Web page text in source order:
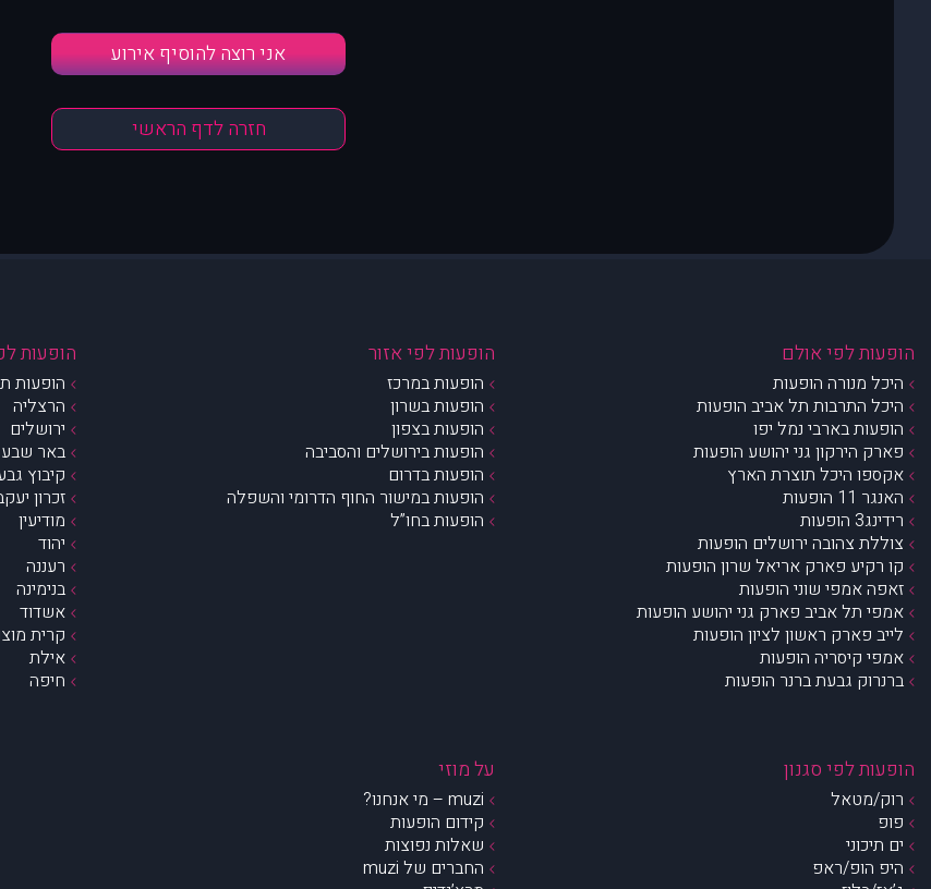
אני רוצה להוסיף אירוע
חזרה לדף הראשי
הופעות לפי אולם
היכל מנורה הופעות
היכל התרבות תל אביב הופעות
הופעות בארבי נמל יפו
פארק הירקון גני יהושע הופעות
אקספו היכל תוצרת הארץ
האנגר 11 הופעות
רידינג3 הופעות
צוללת צהובה ירושלים הופעות
קו רקיע פארק אריאל שרון הופעות
זאפה אמפי שוני הופעות
אמפי תל אביב פארק גני יהושע הופעות
לייב פארק ראשון לציון הופעות
אמפי קיסריה הופעות
ברנרוק גבעת ברנר הופעות
הופעות לפי אזור
הופעות במרכז
הופעות בשרון
הופעות בצפון
הופעות בירושלים והסביבה
הופעות בדרום
הופעות במישור החוף הדרומי והשפלה
הופעות בחו”ל
הופעות
הופעות
הרצליה
ירושלים
באר שבע
קיבוץ
זכרון
מודיעין
יהוד
רעננה
בנימינה
אשדוד
קרית
אילת
חיפה
הופעות לפי סגנון
רוק/מטאל
פופ
ים תיכוני
היפ הופ/ראפ
על מוזי
muzi – מי אנחנו?
קידום הופעות
שאלות נפוצות
החברים של muzi